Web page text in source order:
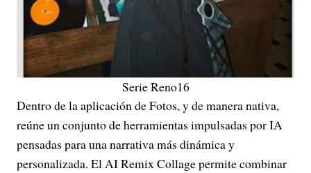
Serie Reno16
Dentro de la aplicación de Fotos, y de manera nativa,
reúne un conjunto de herramientas impulsadas por IA
pensadas para una narrativa más dinámica y
personalizada. El AI Remix Collage permite combinar